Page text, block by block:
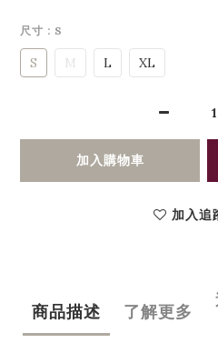
尺寸 : S
S M L XL
加入購物車
加入追
商品描述 了解更多